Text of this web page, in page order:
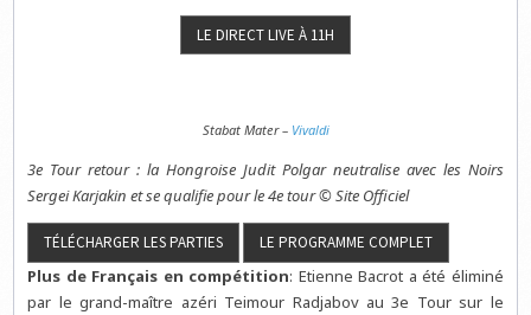
Stabat Mater – Vivaldi
3e Tour retour : la Hongroise Judit Polgar neutralise avec les Noirs
Sergei Karjakin et se qualifie pour le 4e tour © Site Officiel
Plus de Français en compétition: Etienne Bacrot a été éliminé
par le grand-maître azéri Teimour Radjabov au 3e Tour sur le